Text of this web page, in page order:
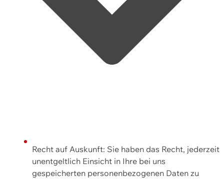
Recht auf Auskunft: Sie haben das Recht, jederzeit
unentgeltlich Einsicht in Ihre bei uns
gespeicherten personenbezogenen Daten zu